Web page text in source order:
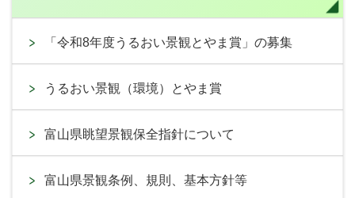
「令和8年度うるおい景観とやま賞」の募集
うるおい景観（環境）とやま賞
富山県眺望景観保全指針について
富山県景観条例、規則、基本方針等